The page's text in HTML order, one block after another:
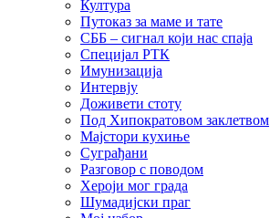
Култура
Путоказ за маме и тате
СББ – сигнал који нас спаја
Специјал РТК
Имунизација
Интервју
Доживети стоту
Под Хипократовом заклетвом
Мајстори кухиње
Суграђани
Разговор с поводом
Хероји мог града
Шумадијски праг